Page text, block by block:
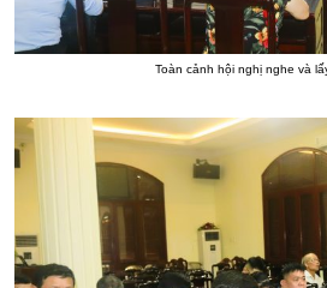
Toàn cảnh hội nghị nghe và